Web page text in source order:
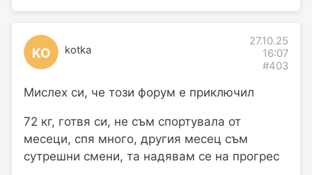
KO kotka
27.10.25
16:07
#403
Мислех си, че този форум е приключил
72 кг, готвя си, не съм спортувала от
месеци, спя много, другия месец съм
сутрешни смени, та надявам се на прогрес